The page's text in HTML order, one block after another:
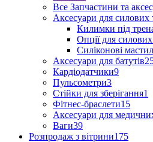
Все Запчастини та
Аксесуари для силових
Килимки під
Опції для
Силіконові
Аксесуари для батутів
Кардіодатчики9
Пульсометри3
Стійки для зберігання1
Фітнес-браслети15
Аксесуари для
Ваги39
Розпродаж з вітрини175